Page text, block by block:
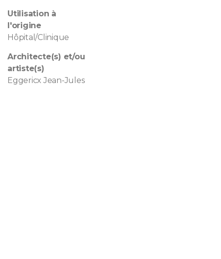
Utilisation à
l'origine
Hôpital/Clinique
Architecte(s) et/ou
artiste(s)
Eggericx Jean-Jules